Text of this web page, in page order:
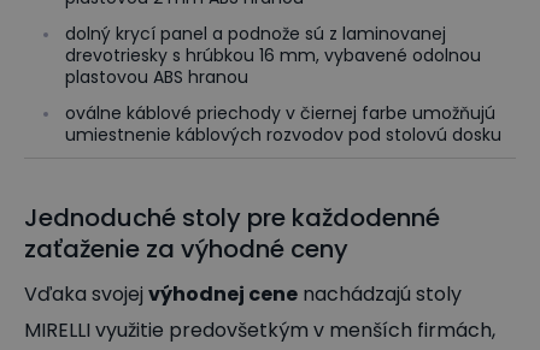
dolný krycí panel a podnože sú z laminovanej
drevotriesky s hrúbkou 16 mm, vybavené odolnou
plastovou ABS hranou
oválne káblové priechody v čiernej farbe umožňujú
umiestnenie káblových rozvodov pod stolovú dosku
Jednoduché stoly pre každodenné
zaťaženie za výhodné ceny
Vďaka svojej výhodnej cene nachádzajú stoly
MIRELLI využitie predovšetkým v menších firmách,